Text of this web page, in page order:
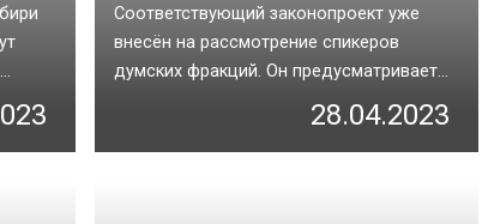
Соответствующий законопроект уже
внесён на рассмотрение спикеров
думских фракций. Он предусматривает...
28.04.2023